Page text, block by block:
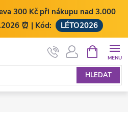
300 Kč při nákupu nad 3.000
⏰ | Kód:
LÉTO2026
HLEDAT
NÁKUPNÍ
KOŠÍK